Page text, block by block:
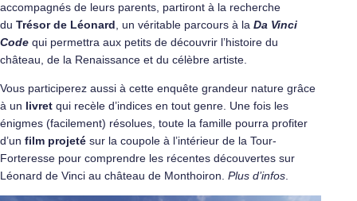
accompagnés de leurs parents, partiront à la recherche
du Trésor de Léonard , un véritable parcours à la Da Vinci
Code qui permettra aux petits de découvrir l’histoire du
château, de la Renaissance et du célèbre artiste.
Vous participerez aussi à cette enquête grandeur nature grâce
à un livret qui recèle d’indices en tout genre. Une fois les
énigmes (facilement) résolues, toute la famille pourra profiter
d’un film projeté sur la coupole à l’intérieur de la Tour-
Forteresse pour comprendre les récentes découvertes sur
Léonard de Vinci au château de Monthoiron. Plus d’infos